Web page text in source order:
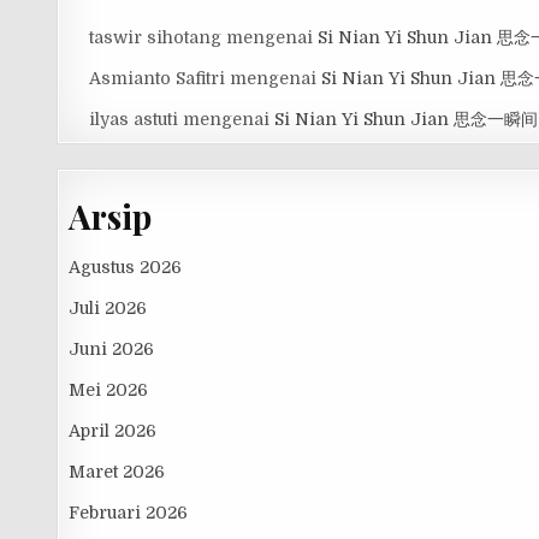
taswir sihotangmengenai Si Nian Yi Shun Jian 思念
Asmianto Safitri mengenai Si Nian Yi Shun Jian 思念
ilyas astuti mengenai Si Nian Yi Shun Jian 思念一瞬间
Arsip
Agustus 2026
Juli 2026
Juni 2026
Mei 2026
April 2026
Maret 2026
Februari 2026